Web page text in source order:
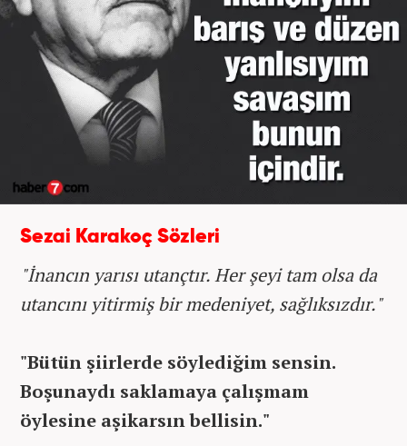
Sezai Karakoç Sözleri
"İnancın yarısı utançtır. Her şeyi tam olsa da
utancını yitirmiş bir medeniyet, sağlıksızdır."
"Bütün şiirlerde söylediğim sensin.
Boşunaydı saklamaya çalışmam
öylesine aşikarsın bellisin."